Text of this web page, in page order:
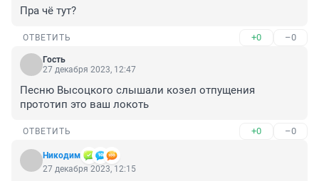
Пра чë тут?
ОТВЕТИТЬ +0 –0
Гость
27 декабря 2023, 12:47
Песню Высоцкого слышали козел отпущения
прототип это ваш локоть
ОТВЕТИТЬ +0 –0
Никодим
27 декабря 2023, 12:15